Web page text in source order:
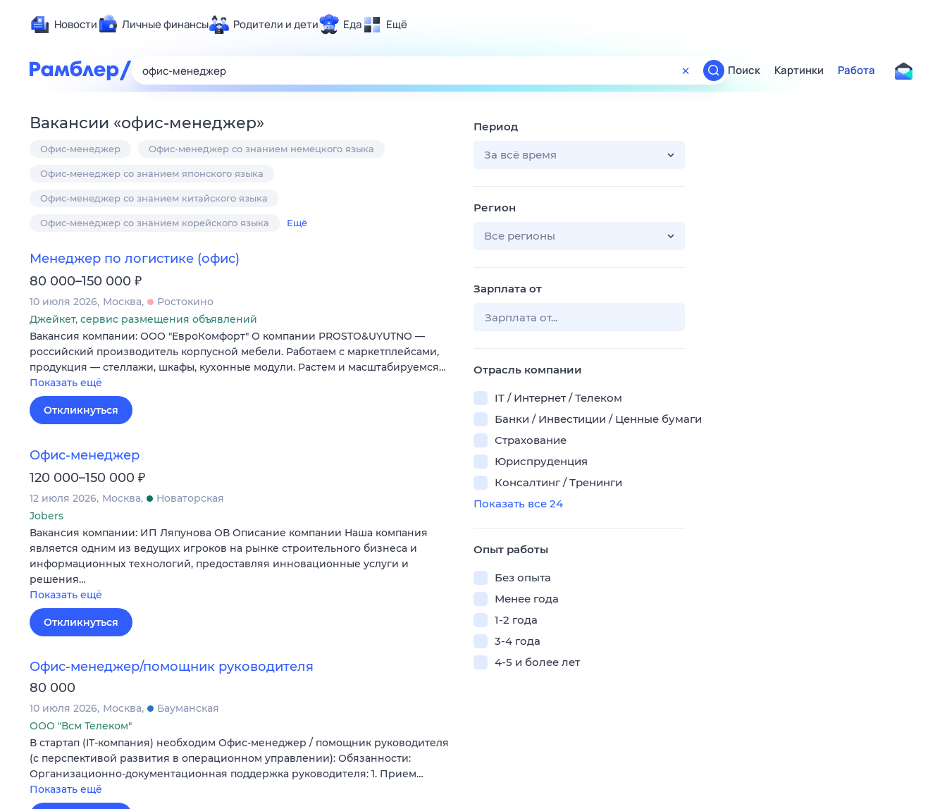
Новости Личные финансы Родители и дети Еда Ещё
Развлечения и отдых
Спорт
Карьера
Авто
Технологии и тренды
Поиск
ТВ-программа
Поиск Картинки Работа
Вакансии «офис-менеджер»
Офис-менеджер Офис-менеджер со знанием немецкого языка
Офис-менеджер со знанием японского языка
Офис-менеджер со знанием китайского языка
Офис-менеджер со знанием корейского языка Ещё
Менеджер по логистике (офис)
80 000–150 000 ₽
10 июля 2026 Москва
Ростокино
Джейкет, сервис размещения объявлений
Вакансия компании: ООО "ЕвроКомфорт" О компании PROSTO&UYUTNO —
российский производитель корпусной мебели. Работаем с маркетплейсами,
продукция — стеллажи, шкафы, кухонные модули. Растем и масштабируемся…
Показать ещё
Откликнуться
Офис-менеджер
120 000–150 000 ₽
12 июля 2026 Москва
Новаторская
Jobers
Вакансия компании: ИП Ляпунова ОВ Описание компании Наша компания
является одним из ведущих игроков на рынке строительного бизнеса и
информационных технологий, предоставляя инновационные услуги и
решения…
Показать ещё
Откликнуться
Офис-менеджер/помощник руководителя
80 000
10 июля 2026 Москва
Бауманская
ООО "Всм Телеком"
В стартап (IT-компания) необходим Офис-менеджер / помощник руководителя
(с перспективой развития в операционном управлении): Обязанности:
Организационно-документационная поддержка руководителя: 1. Прием…
Показать ещё
Период
За всё время
Регион
Все регионы
Зарплата от
Отрасль компании
IT / Интернет / Телеком
Банки / Инвестиции / Ценные бумаги
Страхование
Юриспруденция
Консалтинг / Тренинги
Показать все 24
Опыт работы
Без опыта
Менее года
1-2 года
3-4 года
4-5 и более лет